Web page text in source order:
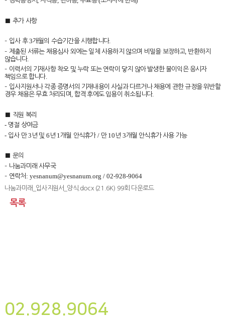
■ 추가 사항
– 입사 후3개월의 수습기간을 시행합니다.
– 제출된 서류는 채용심사 외에는 일체 사용하지 않으며 비밀을 보장하고, 반환하지
않습니다.
– 이력서의 기재사항 착오 및 누락 또는 연락이 닿지 않아 발생한 불이익은 응시자
책임으로 합니다.
– 입사지원서나 각종 증명서의 기재내용이 사실과 다르거나 채용에 관한 규정을 위반할
경우 채용은 무효 처리되며, 합격 후에도 임용이 취소됩니다.
■ 직원 복리
- 명절 상여금
- 입사 만3 년 및 6 년 1개월 안식휴가 / 만 10 년 3개월 안식휴가 사용 가능
■ 문의
– 나눔과미래 사무국
– 연락처 : yesnanum@yesnanum.org / 02-928-9064
나눔과미래_입사지원서_양식.docx (21.6K) 99회 다운로드
목록
02.928.9064